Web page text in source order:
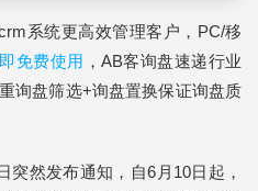
系统更高效管理客户，PC/移
免费使用 ，AB客询盘速递行业
询盘筛选+询盘置换保证询盘质
突然发布通知，自6月10日起，